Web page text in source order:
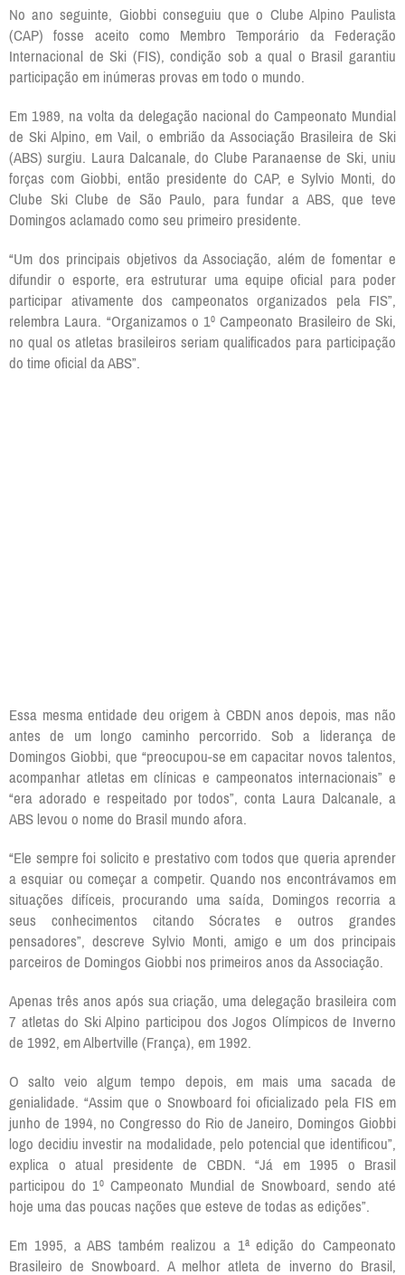
No ano seguinte, Giobbi conseguiu que o Clube Alpino Paulista
(CAP) fosse aceito como Membro Temporário da Federação
Internacional de Ski (FIS), condição sob a qual o Brasil garantiu
participação em inúmeras provas em todo o mundo.
Em 1989, na volta da delegação nacional do Campeonato Mundial
de Ski Alpino, em Vail, o embrião da Associação Brasileira de Ski
(ABS) surgiu. Laura Dalcanale, do Clube Paranaense de Ski, uniu
forças com Giobbi, então presidente do CAP, e Sylvio Monti, do
Clube Ski Clube de São Paulo, para fundar a ABS, que teve
Domingos aclamado como seu primeiro presidente.
“Um dos principais objetivos da Associação, além de fomentar e
difundir o esporte, era estruturar uma equipe oficial para poder
participar ativamente dos campeonatos organizados pela FIS”,
relembra Laura. “Organizamos o 1º Campeonato Brasileiro de Ski,
no qual os atletas brasileiros seriam qualificados para participação
do time oficial da ABS”.
Essa mesma entidade deu origem à CBDN anos depois, mas não
antes de um longo caminho percorrido. Sob a liderança de
Domingos Giobbi, que “preocupou-se em capacitar novos talentos,
acompanhar atletas em clínicas e campeonatos internacionais” e
“era adorado e respeitado por todos”, conta Laura Dalcanale, a
ABS levou o nome do Brasil mundo afora.
“Ele sempre foi solicito e prestativo com todos que queria aprender
a esquiar ou começar a competir. Quando nos encontrávamos em
situações difíceis, procurando uma saída, Domingos recorria a
seus conhecimentos citando Sócrates e outros grandes
pensadores”, descreve Sylvio Monti, amigo e um dos principais
parceiros de Domingos Giobbi nos primeiros anos da Associação.
Apenas três anos após sua criação, uma delegação brasileira com
7 atletas do Ski Alpino participou dos Jogos Olímpicos de Inverno
de 1992, em Albertville (França), em 1992.
O salto veio algum tempo depois, em mais uma sacada de
genialidade. “Assim que o Snowboard foi oficializado pela FIS em
junho de 1994, no Congresso do Rio de Janeiro, Domingos Giobbi
logo decidiu investir na modalidade, pelo potencial que identificou”,
explica o atual presidente de CBDN. “Já em 1995 o Brasil
participou do 1º Campeonato Mundial de Snowboard, sendo até
hoje uma das poucas nações que esteve de todas as edições”.
Em 1995, a ABS também realizou a 1ª edição do Campeonato
Brasileiro de Snowboard. A melhor atleta de inverno do Brasil,